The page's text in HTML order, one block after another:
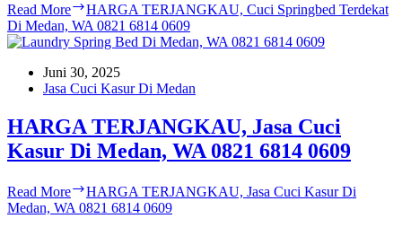
Read More
HARGA TERJANGKAU, Cuci Springbed Terdekat
Di Medan, WA 0821 6814 0609
Juni 30, 2025
Jasa Cuci Kasur Di Medan
HARGA TERJANGKAU, Jasa Cuci
Kasur Di Medan, WA 0821 6814 0609
Read More
HARGA TERJANGKAU, Jasa Cuci Kasur Di
Medan, WA 0821 6814 0609